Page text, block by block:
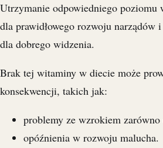
Utrzymanie odpowiedniego
dla prawidłowego rozwoju narządów
dla dobrego widzenia.
Brak tej witaminy w diecie może
konsekwencji, takich jak:
problemy ze wzrokiem
opóźnienia w rozwoju malucha.